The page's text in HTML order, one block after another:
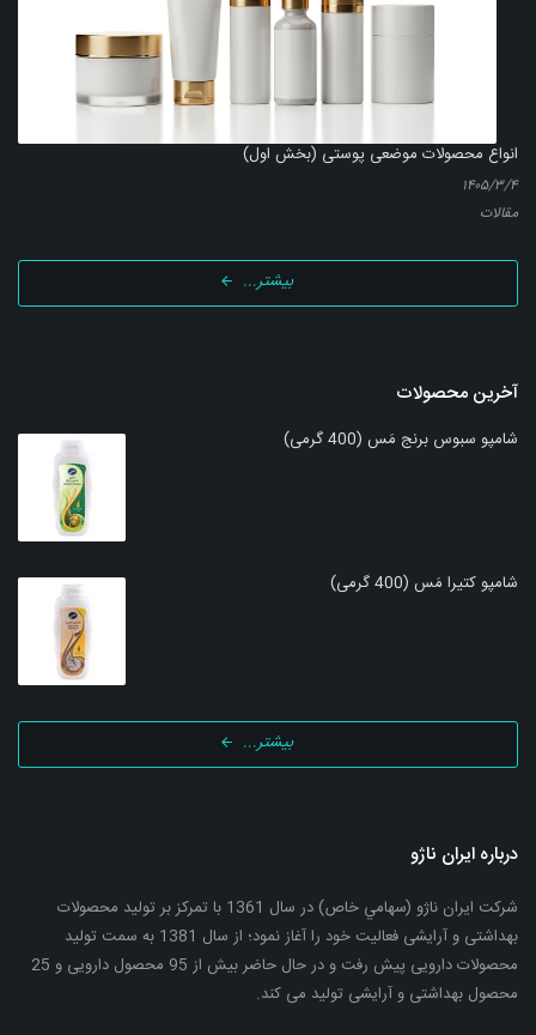
انواع محصولات موضعی پوستی (بخش اول)
۱۴۰۵/۳/۴
مقالات
بیشتر...
آخرین محصولات
شامپو سبوس برنج مَس (400 گرمی)
شامپو کتیرا مَس (400 گرمی)
بیشتر...
درباره ایران ناژو
شرکت ایران ناژو (سهامي خاص) در سال 1361 با تمرکز بر تولید محصولات
بهداشتی و آرایشی فعالیت خود را آغاز نمود؛ از سال 1381 به سمت تولید
محصولات دارویی پیش رفت و در حال حاضر بیش از 95 محصول دارویی و 25
محصول بهداشتی و آرایشی تولید می کند.